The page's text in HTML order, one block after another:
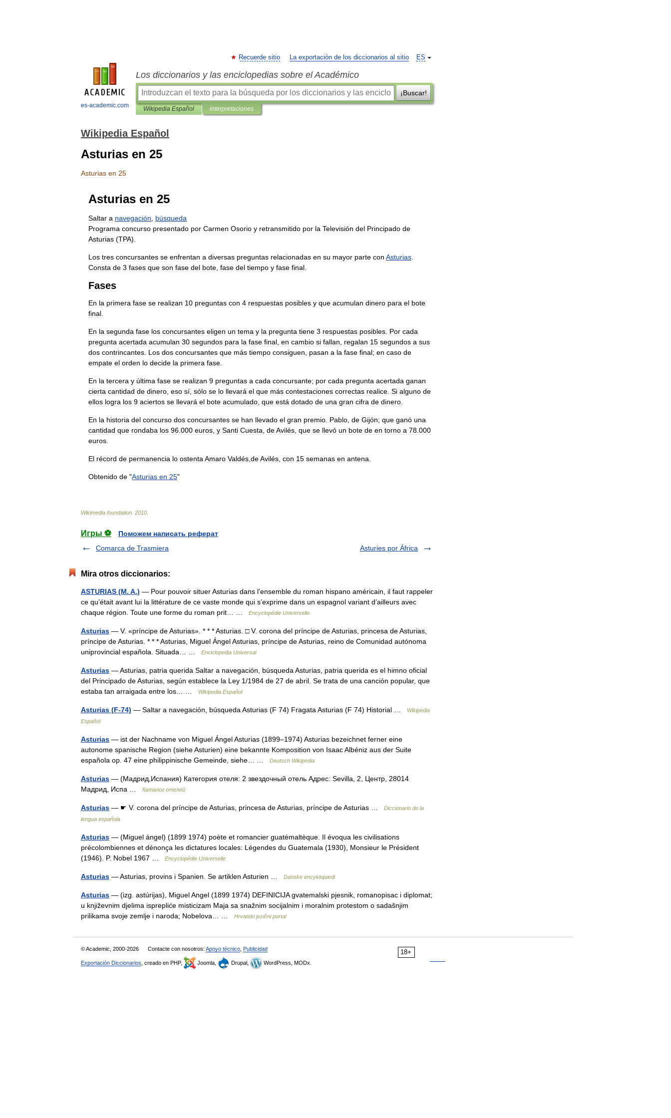
es-academic.com
ES
Recuerde sitio La exportación de los diccionarios al sitio
Los diccionarios y las enciclopedias sobre el Académico
¡Buscar!
Wikipedia Español interpretaciones
Wikipedia Español
Asturias en 25
Asturias en 25
Asturias en 25
Saltar a navegación
búsqueda
Programa concurso presentado por Carmen Osorio y retransmitido por la Televisión del Principado de
Asturias (TPA).
Los tres concursantes se enfrentan a diversas preguntas relacionadas en su mayor parte con Asturias
Consta de 3 fases que son fase del bote fase del tiempo y fase final
Fases
En la primera fase se realizan 10 preguntas con 4 respuestas posibles y que acumulan dinero para el bote
final
En la segunda fase los concursantes eligen un tema y la pregunta tiene 3 respuestas posibles Por cada
pregunta acertada acumulan 30 segundos para la fase final en cambio si fallan regalan 15 segundos a sus
dos contrincantes Los dos concursantes que más tiempo consiguen pasan a la fase final; en caso de
empate el orden lo decide la primera fase
En la tercera y última fase se realizan 9 preguntas a cada concursante; por cada pregunta acertada ganan
cierta cantidad de dinero eso sí sólo se lo llevará el que más contestaciones correctas realice Si alguno de
ellos logra los 9 aciertos se llevará el bote acumulado que está dotado de una gran cifra de dinero
En la historia del concurso dos concursantes se han llevado el gran premio Pablo de Gijón; que ganó una
cantidad que rondaba los 96 000 euros y Santi Cuesta deAvilés que se llevó un bote de en torno a 78 000
euros
El récord de permanencia lo ostenta Amaro Valdés deAvilés con 15 semanas en antena
Obtenido de "Asturias en 25"
Wikimedia foundation 2010
Игры ⚽
Поможем написать реферат
Comarca de Trasmiera
Asturies por África
Mira otros diccionarios:
ASTURIAS (M. A.) — Pour pouvoir situer Asturias dans l’ensemble du roman hispano américain, il faut rappeler
ce qu’était avant lui la littérature de ce vaste monde qui s’exprime dans un espagnol variant d’ailleurs avec
chaque région. Toute une forme du roman prit… …
Encyclopédie Universelle
Asturias — V. «príncipe de Asturias». * * * Asturias. □ V. corona del príncipe de Asturias, princesa de Asturias,
príncipe de Asturias. * * * Asturias, Miguel Ángel Asturias, príncipe de Asturias, reino de Comunidad autónoma
uniprovincial española. Situada… …
Enciclopedia Universal
Asturias — Asturias, patria querida Saltar a navegación, búsqueda Asturias, patria querida es el himno oficial
del Principado de Asturias, según establece la Ley 1/1984 de 27 de abril. Se trata de una canción popular, que
estaba tan arraigada entre los… …
Wikipedia Español
Asturias (F-74) — Saltar a navegación, búsqueda Asturias (F 74) Fragata Asturias (F 74) Historial …
Wikipedia
Español
Asturias — ist der Nachname von Miguel Ángel Asturias (1899–1974) Asturias bezeichnet ferner eine
autonome spanische Region (siehe Asturien) eine bekannte Komposition von Isaac Albéniz aus der Suite
española op. 47 eine philippinische Gemeinde, siehe… …
Deutsch Wikipedia
Asturias — (Мадрид,Испания) Категория отеля: 2 звездочный отель Адрес: Sevilla, 2, Центр, 28014
Мадрид, Испа …
Каталог отелей
Asturias — ☛ V. corona del príncipe de Asturias, princesa de Asturias, príncipe de Asturias …
Diccionario de la
lengua española
Asturias — (Miguel ángel) (1899 1974) poète et romancier guatémaltèque. Il évoqua les civilisations
précolombiennes et dénonça les dictatures locales: Légendes du Guatemala (1930), Monsieur le Président
(1946). P. Nobel 1967 …
Encyclopédie Universelle
Asturias — Asturias, provins i Spanien. Se artiklen Asturien … Danske encyklopædi
Asturias — (izg. astúrijas), Miguel Angel (1899 1974) DEFINICIJA gvatemalski pjesnik, romanopisac i diplomat;
u književnim djelima isprepliće misticizam Maja sa snažnim socijalnim i moralnim protestom o sadašnjim
prilikama svoje zemlje i naroda; Nobelova… …
Hrvatski jezični portal
18+
© Academic, 2000-2026 Contacte con nosotros: Apoyo técnico Publicidad
Exportación Diccionarios , creado en PHP, Joomla, Drupal, WordPress, MODx.